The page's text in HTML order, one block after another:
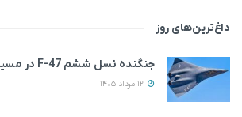
داغ‌ترین‌های روز
جنگنده نسل ششم F-47 در مسیر نخستین پرواز